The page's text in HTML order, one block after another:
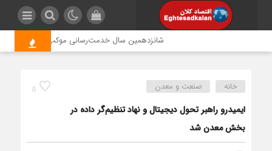
شانزدهمین سال خدمت‌رسانی موکب امام رضا (ع)
5 خانه صنعت و معدن
ایمیدرو راهبر تحول دیجیتال و نهاد تنظیم‌گر داده در
بخش معدن شد